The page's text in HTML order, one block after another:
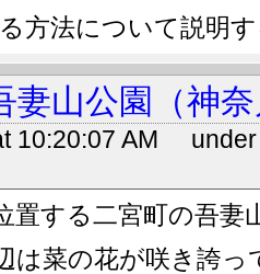
方法について説明
妻山公園（神
10:20:07 AM
置する二宮町の吾妻
は菜の花が咲き誇